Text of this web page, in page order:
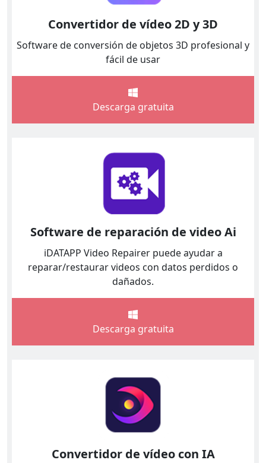
Convertidor de vídeo 2D y 3D
Software de conversión de objetos 3D profesional y
fácil de usar
Descarga gratuita
Software de reparación de video Ai
iDATAPP Video Repairer puede ayudar a
reparar/restaurar videos con datos perdidos o
dañados.
Descarga gratuita
Convertidor de vídeo con IA